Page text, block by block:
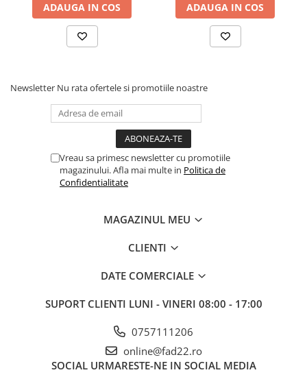
Acoperis
Sindrila bituminoasa si accesorii
Placi ondulate si accesorii
Electrice
Prelungitoare si derulatoare
Prize, intrerupatoare si stechere
Intrerupatoare
Corpuri si surse de iluminat
Garduri metalice
Panouri gard
ADAUGA IN COS ADAUGA IN COS
Newsletter Nu rata ofertele si promotiile noastre
Vreau sa primesc newsletter cu promotiile
magazinului. Afla mai multe in Politica de
Confidentialitate
MAGAZINUL MEU
CLIENTI
DATE COMERCIALE
SUPORT CLIENTI LUNI - VINERI 08:00 - 17:00
0757111206
online@fad22.ro
SOCIAL URMARESTE-NE IN SOCIAL MEDIA